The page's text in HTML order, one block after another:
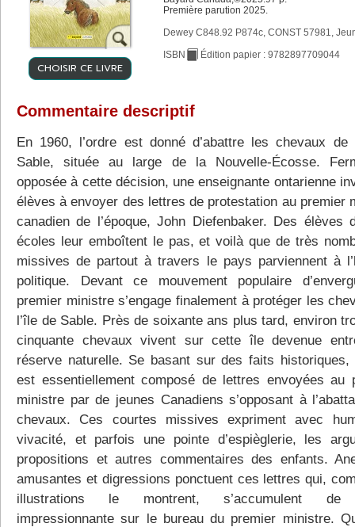
CHOISIR CE LIVRE
Première parution 2025.
Dewey C848.92 P874c, CONST 57981,
ISBN Édition papier : 9782897709044
Commentaire descriptif
En 1960, l’ordre est donné d’abattre les chevaux de
Sable, située au large de la Nouvelle-Écosse.
opposée à cette décision, une enseignante ontarienne
élèves à envoyer des lettres de protestation au premier
canadien de l’époque, John Diefenbaker. Des élèves
écoles leur emboîtent le pas, et voilà que de très
missives de partout à travers le pays parviennent à
politique. Devant ce mouvement populaire
premier ministre s’engage finalement à protéger les
l’île de Sable. Près de soixante ans plus tard, environ
cinquante chevaux vivent sur cette île devenue
réserve naturelle. Se basant sur des faits
est essentiellement composé de lettres envoyées au
ministre par de jeunes Canadiens s’opposant à
chevaux. Ces courtes missives expriment avec
vivacité, et parfois une pointe d’espièglerie, les
propositions et autres commentaires des enfants.
amusantes et digressions ponctuent ces lettres qui,
illustrations le montrent, s’accumulent de
impressionnante sur le bureau du premier ministre.